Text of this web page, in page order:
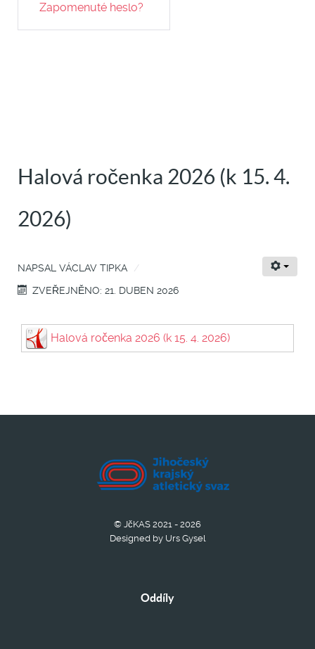
Zapomenuté heslo?
Halová ročenka 2026 (k 15. 4.
2026)
NAPSAL VÁCLAV TIPKA
ZVEŘEJNĚNO: 21. DUBEN 2026
Halová ročenka 2026 (k 15. 4. 2026)
© JčKAS 2021 - 2026
Designed by Urs Gysel
Oddíly